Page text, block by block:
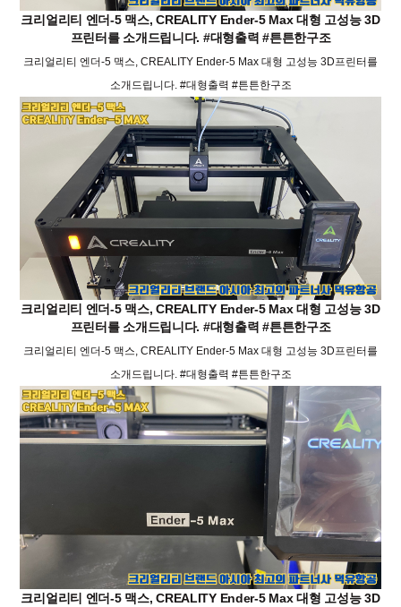
크리얼리티 엔더-5 맥스, CREALITY Ender-5 Max 대형 고성능 3D
프린터를 소개드립니다. #대형출력 #튼튼한구조
크리얼리티 엔더-5 맥스, CREALITY Ender-5 Max 대형 고성능 3D프린터를
소개드립니다. #대형출력 #튼튼한구조
크리얼리티 엔더-5 맥스, CREALITY Ender-5 Max 대형 고성능 3D
프린터를 소개드립니다. #대형출력 #튼튼한구조
크리얼리티 엔더-5 맥스, CREALITY Ender-5 Max 대형 고성능 3D프린터를
소개드립니다. #대형출력 #튼튼한구조
크리얼리티 엔더-5 맥스, CREALITY Ender-5 Max 대형 고성능 3D